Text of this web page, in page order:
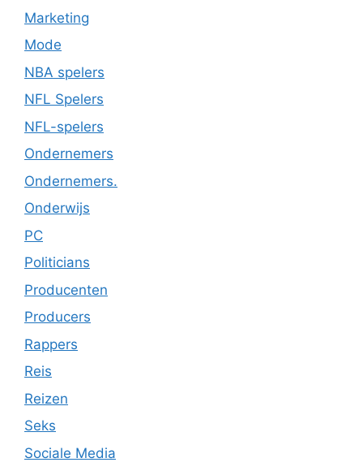
Marketing
Mode
NBA spelers
NFL Spelers
NFL-spelers
Ondernemers
Ondernemers.
Onderwijs
PC
Politicians
Producenten
Producers
Rappers
Reis
Reizen
Seks
Sociale Media